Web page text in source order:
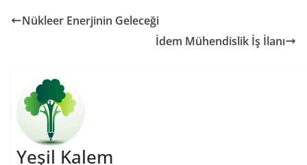
Nükleer Enerjinin Geleceği
İdem Mühendislik İş İlanı
Yeşil Kalem